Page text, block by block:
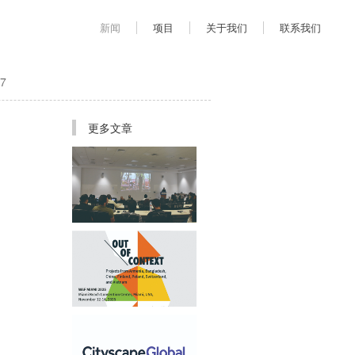
新闻 项目 关于我们 联系我们
更多文章
首席建筑师姜平受邀于AUD
举办学术讲座